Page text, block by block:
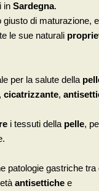
in Sardegna.
di maturazione,
le sue naturali
per la salute della
, cicatrizzante,
i tessuti della pelle,
patologie gastriche tra
antisettiche e